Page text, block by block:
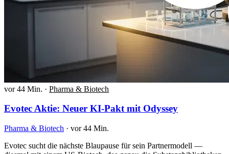
vor 44 Min. · Pharma & Biotech
Evotec Aktie: Neuer KI-Pakt mit Odyssey
Pharma & Biotech · vor 44 Min.
Evotec sucht die nächste Blaupause für sein Partnermodell —